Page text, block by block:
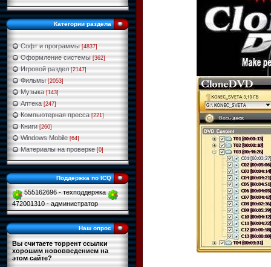
Категории раздела
Софт и программы [4837]
Оформление системы [362]
Игровой раздел [2147]
Фильмы [2053]
Музыка [143]
Аптека [247]
Компьютерная пресса [221]
Книги [260]
Windows Mobile [64]
Материалы на проверке [0]
Поддержка по ICQ
555162696 - техподдержка
472001310 - администратор
Наш опрос
Вы считаете торрент ссылки
хорошим нововведением на
этом сайте?